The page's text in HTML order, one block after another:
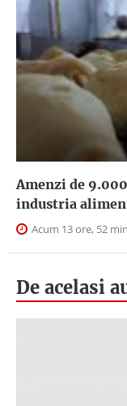
Amenzi de
industria
Acum 13 ore, 52
De acelasi